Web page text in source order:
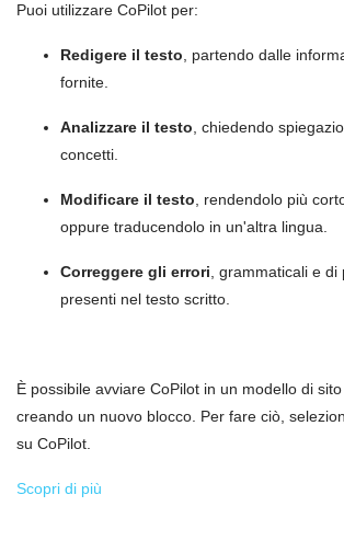
Puoi utilizzare CoPilot per:
Redigere il testo, partendo dalle
fornite.
Analizzare il testo, chiedendo
concetti.
Modificare il testo, rendendolo più
oppure traducendolo in un'altra lingua.
Correggere gli errori, grammaticali e di
presenti nel testo scritto.
È possibile avviare CoPilot in un modello di
creando un nuovo blocco. Per fare ciò,
su CoPilot.
Scopri di più